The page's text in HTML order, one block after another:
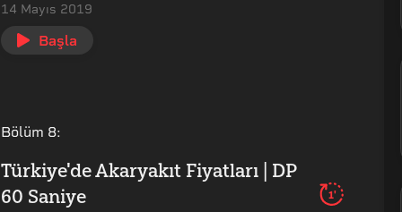
14 Mayıs 2019
Başla
Bölüm 8:
Türkiye'de Akaryakıt Fiyatları | DP
60 Saniye
1'